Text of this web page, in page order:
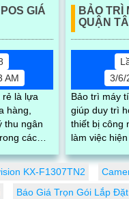
GIÁ
AM
rẻ là lựa
hàng,
thu ngân
các
BẢO TRÌ
QUẬN
3/6/
Bảo trì máy
giúp duy trì
thiết bị công
làm việc hiện đại. Công ty
cậy cho việc
nâng cấp
KX-F1307TN2
Báo Giá Trọn Gói Lắp